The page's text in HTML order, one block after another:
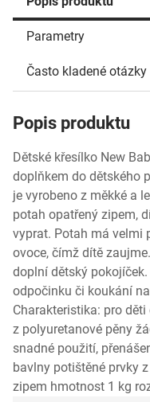
Parametry
Často kladené otázky
Popis produktu
Dětské křesílko New
doplňkem do dětského
je vyrobeno z měkké a
potah opatřený zipem,
vyprat. Potah má velmi
ovoce, čímž dítě
doplní dětský
odpočinku či koukání
Charakteristika: pro
z polyuretanové pěny
snadné použití,
bavlny potištěné prvky
zipem hmotnost 1 kg